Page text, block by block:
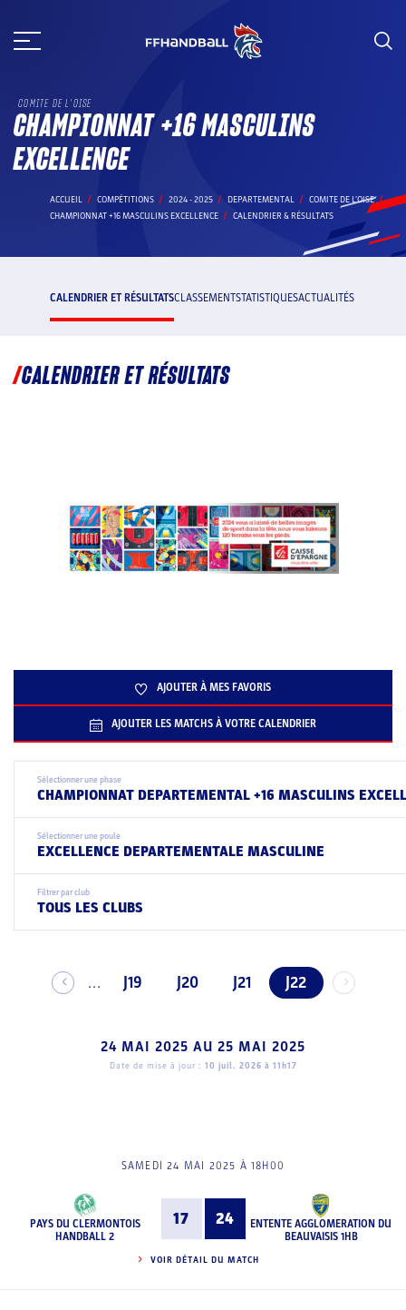
au
COMITE DE L'OISE
CHAMPIONNAT +16 MASCULINS
EXCELLENCE
ACCUEIL COMPÉTITIONS 2024 - 2025 DEPARTEMENTAL
COMITE DE L'OISE
CHAMPIONNAT +16 MASCULINS EXCELLENCE
CALENDRIER & RÉSULTATS
CALENDRIER ET RÉSULTATSCLASSEMENTSTATISTIQUESACTUALITÉS
CALENDRIER ET RÉSULTATS
AJOUTER À MES FAVORIS
AJOUTER LES MATCHS À VOTRE CALENDRIER
Sélectionner une phase
CHAMPIONNAT DEPARTEMENTAL +16 MASCULINS
Sélectionner une poule
EXCELLENCE DEPARTEMENTALE MASCULINE
Filtrer par club
TOUS LES CLUBS
... J19 J20 J21 J22
24 MAI 2025 AU 25 MAI 2025
Date de mise à jour : 10 juil. 2026 à 11h17
SAMEDI 24 MAI 2025 À 18H00
PAYS DU CLERMONTOIS
HANDBALL 2
17 24
ENTENTE AGGLOMERATION DU
BEAUVAISIS 1HB
VOIR DÉTAIL DU MATCH